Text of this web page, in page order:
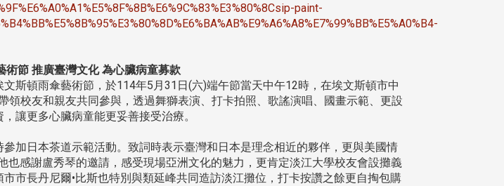
paint-
術節 推廣臺灣文化 為心臟病童募款
斯頓雨傘藝術節，於114年5月31日(六)端午節當天中午12時，在埃文斯頓市中
領校友和親友共同參與，透過舞獅表演、打卡拍照、歌謠演唱、國畫示範、更設
讓更多心臟病童能更妥善接受治療。
加日本茶道示範活動。致詞時表示臺灣和日本是理念相近的夥伴，更與美國情
感謝盧秀琴的邀請，感受現場亞洲文化的魅力，更肯定淡江大學校友會設攤義
市長丹尼爾•比斯也特別與類延峰共同造訪淡江攤位，打卡按讚之餘更自掏包購